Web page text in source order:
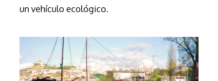
un vehículo ecológico.